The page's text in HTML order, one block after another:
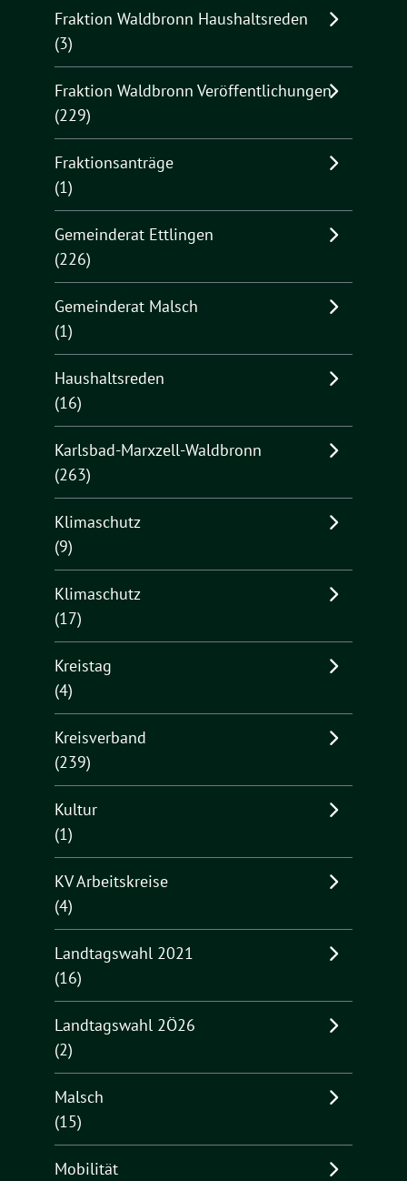
Fraktion Waldbronn Haushaltsreden
(3)
Fraktion Waldbronn Veröffentlichungen
(229)
Fraktionsanträge
(1)
Gemeinderat Ettlingen
(226)
Gemeinderat Malsch
(1)
Haushaltsreden
(16)
Karlsbad-Marxzell-Waldbronn
(263)
Klimaschutz
(9)
Klimaschutz
(17)
Kreistag
(4)
Kreisverband
(239)
Kultur
(1)
KV Arbeitskreise
(4)
Landtagswahl 2021
(16)
Landtagswahl 2Ö26
(2)
Malsch
(15)
Mobilität